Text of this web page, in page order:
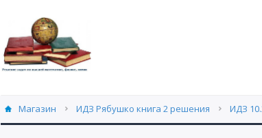
Магазин ИДЗ Рябушко книга 2 решения ИДЗ